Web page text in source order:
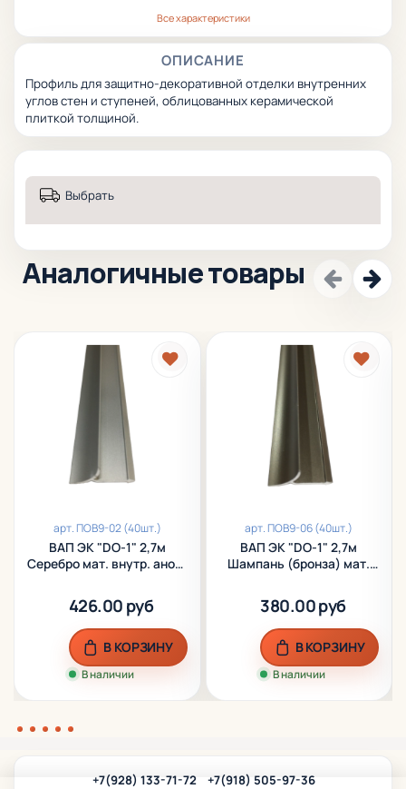
Все характеристики
ОПИСАНИЕ
Профиль для защитно-декоративной отделки внутренних
углов стен и ступеней, облицованных керамической
плиткой толщиной.
Выбрать
Аналогичные товары
арт.ПОВ9-02 (40шт.)
ВАП ЭК "DO-1" 2,7м
Серебро мат. внутр. анод.
426.00 руб
В наличии
В КОРЗИНУ
арт.ПОВ9-06 (40шт.)
ВАП ЭК "DО-1" 2,7м
Шампань (бронза) мат.
380.00 руб
В наличии
В КОРЗИНУ
+7(928) 133-71-72 +7(918) 505-97-36